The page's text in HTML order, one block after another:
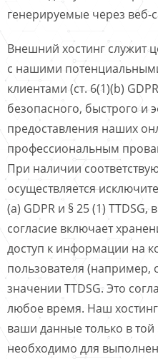
генерируемые через веб-
Внешний хостинг служит
с нашими
клиентами (ст. 6(1)(b)
безопасного, быстрого и
предоставления наших
профессиональным
При наличии
осуществляется
(a) GDPR и § 25 (1) TTDSG,
согласие включает
доступ к информации на
пользователя (например,
значении TTDSG. Это
любое время. Наш
ваши данные только в той
необходимо для